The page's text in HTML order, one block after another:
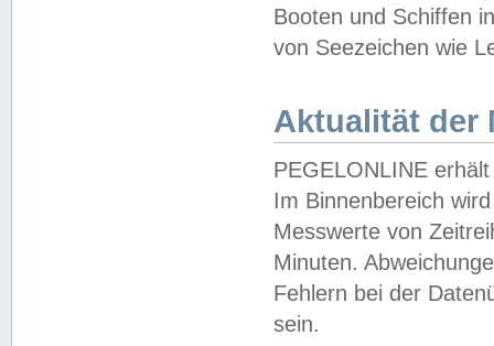
Booten und Schiffen
von Seezeichen wie
Aktualität der
PEGELONLINE
Im Binnenbereich
Messwerte von
Minuten.
Fehlern bei der
sein.